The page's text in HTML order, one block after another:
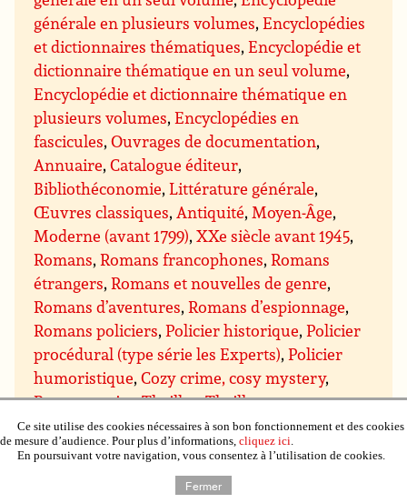
générale en plusieurs volumes,Encyclopédies
et dictionnaires thématiques,Encyclopédie et
dictionnaire thématique en un seul volume,
Encyclopédie et dictionnaire thématique en
plusieurs volumes,Encyclopédies en
fascicules,Ouvrages de documentation,
Annuaire,Catalogue éditeur,
Bibliothéconomie,Littérature générale,
Œuvres classiques, Antiquité, Moyen-Âge,
Moderne (avant 1799),XXe siècle avant 1945,
Romans,Romans francophones,Romans
étrangers,Romans et nouvelles de genre,
Romans d’aventures,Romans d’espionnage,
Romans policiers,Policier historique,Policier
procédural (type série les Experts),Policier
humoristique,Cozy crime, cosy mystery,
Romans noirs,Thriller,Thriller
psychologique,Thriller conspiration, politique,
espionnage et militaire,Thriller médical et
Thriller juridique et financier
,Romans d’amour, romans
Ce site utilise des cookies nécessaires à son bon fonctionnement et des cookies
de mesure d’audience. Pour plus d’informations, cliquez ici.
En poursuivant votre navigation, vous consentez à l’utilisation de cookies.
Fermer